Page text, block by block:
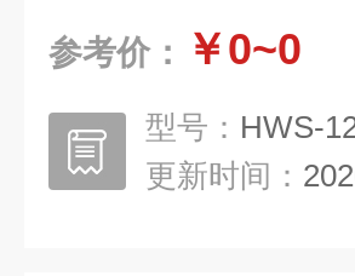
参考价： ￥0~0
型号： HWS-
更新时间：